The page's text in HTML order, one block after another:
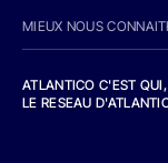
MIEUX NOUS
ATLANTICO C'EST
LE RESEAU